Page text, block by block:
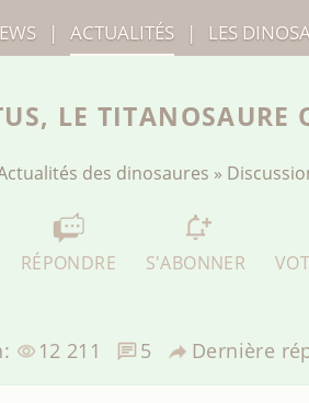
LE TITANOSAURE
des dinosaures »
RÉPONDRE S'ABONNER
12 211 5 Dernière
| ACTUALITÉS | LES